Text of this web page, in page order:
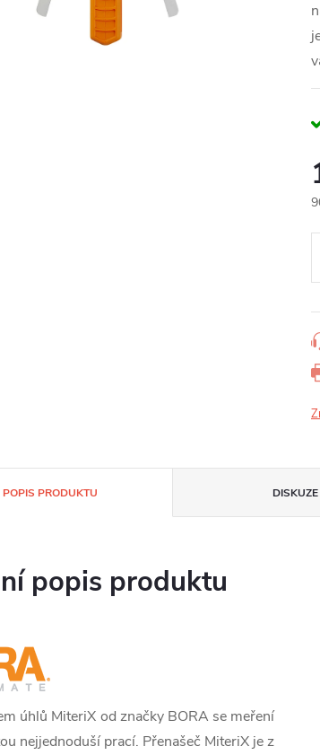
POPIS PRODUKTU DISKUZE
popis produktu
úhlů MiteriX od značky BORA se meření
nejjednoduší prací. Přenašeč MiteriX je z